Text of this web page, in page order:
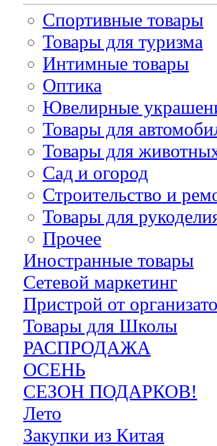
Спортивные товары
Товары для туризма
Интимные товары
Оптика
Ювелирные
Товары для
Товары для
Сад и огород
Строительство и
Товары для
Прочее
Иностранные товары
Сетевой маркетинг
Пристрой от
Товары для Школы
РАСПРОДАЖА
ОСЕНЬ
СЕЗОН ПОДАРКОВ!
Лето
Закупки из Китая